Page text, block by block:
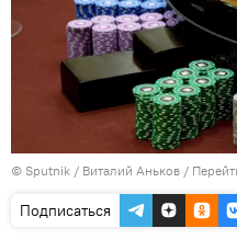
© Sputnik / Виталий Аньков /
Подписаться